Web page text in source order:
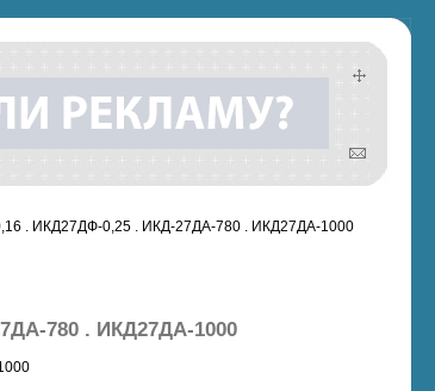
. ИКД27ДФ-0,25 . ИКД-27ДА-780 . ИКД27ДА-1000
780 . ИКД27ДА-1000